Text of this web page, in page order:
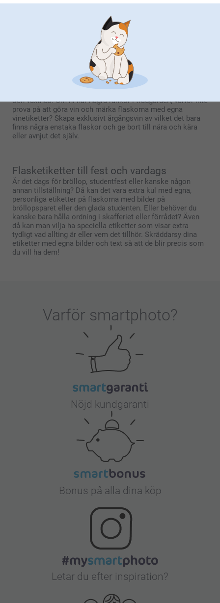
idrottsklubb eller dina anställda om du driver eget? Då är en
lägga till en valfri bild och skriva ett eget tackmeddelande
som trycks på etiketten. En liten gest av uppskattning som
även den kommer att uppskattas.
Gör egna etiketter för vin
Numera är klimatet så milt att det finns flera vingårdar i
Sverige, men vi har länge kunnat odla vindruvor i uterum
och växthus. Om ni har några rankor i trädgården, varför inte
prova på att göra vin och märka flaskorna med egna
vinetiketter? Skapa exklusivt årgångsvin av vilket det bara
finns några enstaka flaskor och ge bort till nära och kära
eller avnjut det själv.
Flasketiketter till fest och vardags
Är det dags för bröllop, studentfest eller kanske någon
annan tillställning? Då kan det vara extra kul med egna,
personliga etiketter på flaskorna med bilder på
bröllopsparet eller den glada studenten. Eller behöver du
kanske bara hålla ordning i skafferiet eller förrådet? Även
då kan man vilja ha speciella etiketter som visar extra
tydligt vad allting är eller vem det tillhör. Skräddarsy dina
etiketter med egna bilder och text så att de blir precis som
du vill ha dem!
Varför smartphoto?
Nöjd kundgaranti
Bonus på alla dina köp
Letar du efter inspiration?